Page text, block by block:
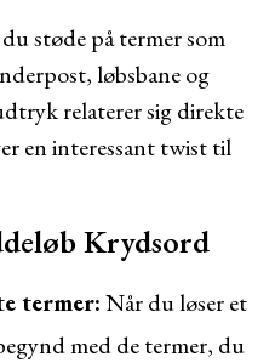
støde på termer som
løbsbane og
relaterer sig direkte
en interessant twist til
Krydsord
termer:Når du løser et
med de termer, du